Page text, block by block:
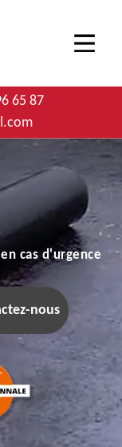
65 87
cas d'urgence
nous